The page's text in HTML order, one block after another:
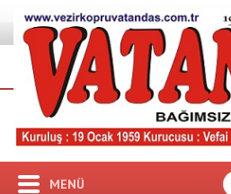
MENÜ